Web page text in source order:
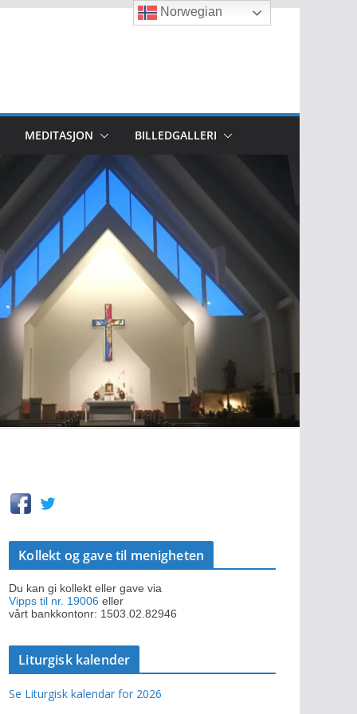
MEDITASJON BILLEDGALLERI
Kollekt og gave til menigheten
Du kan gi kollekt eller gave via
Vipps til nr. 19006 eller
vårt bankkontonr: 1503.02.82946
Liturgisk kalender
Se Liturgisk kalendar for 2026
Norwegian